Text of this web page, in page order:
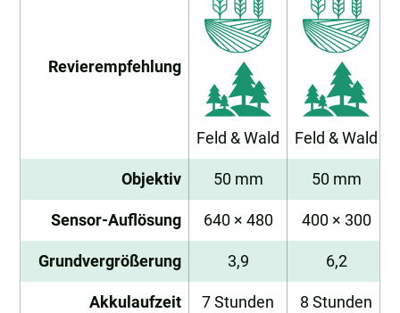
Revierempfehlung
Feld & Wald Feld & Wald
Objektiv 50 mm 50 mm
Sensor-Auflösung 640 × 480 400 × 300
Grundvergrößerung 3,9 6,2
Akkulaufzeit 7 Stunden 8 Stunden